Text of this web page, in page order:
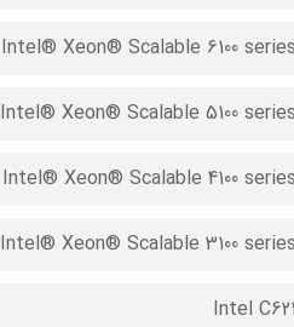
Intel® Xeon® Scalable 6100 series
Intel® Xeon® Scalable 5100 series
Intel® Xeon® Scalable 4100 series
Intel® Xeon® Scalable 3100 series
Intel C621